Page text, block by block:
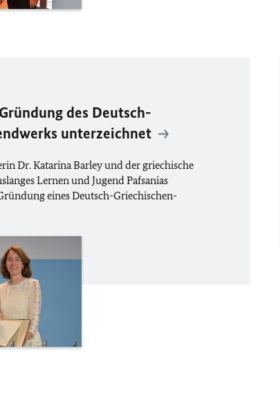
des Deutsch-
unterzeichnet
Dr. Katarina Barley und der griechische
Lernen und Jugend Pafsanias
eines Deutsch-Griechischen-